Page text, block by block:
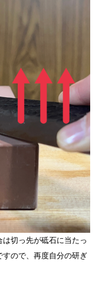
切っ先が砥石に当たっ
ので、再度自分の研ぎ